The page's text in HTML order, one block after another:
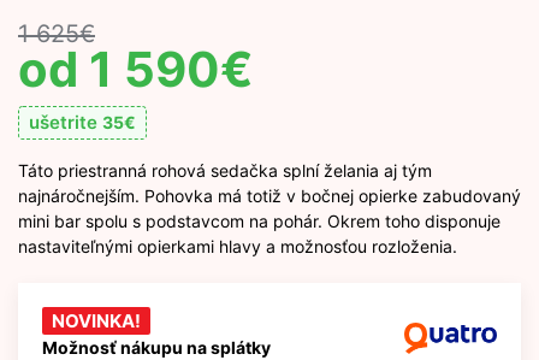
1 625€
1 590€
ušetrite 35€
Táto priestranná rohová sedačka splní želania aj tým
najnáročnejším. Pohovka má totiž v bočnej opierke zabudovaný
mini bar spolu s podstavcom na pohár. Okrem toho disponuje
nastaviteľnými opierkami hlavy a možnosťou rozloženia.
NOVINKA!
Možnosť nákupu na splátky